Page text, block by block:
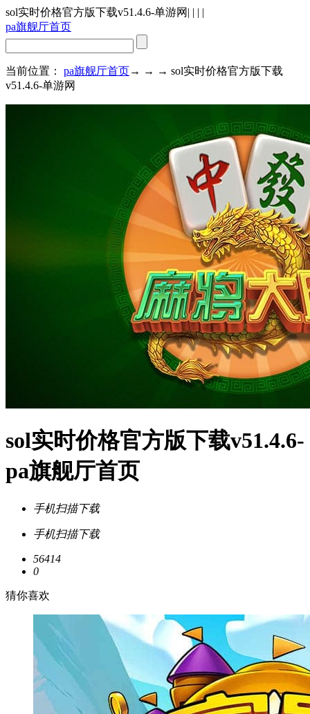
sol实时价格官方版下载v51.4.6-单游网 | | | |
pa旗舰厅首页
当前位置： pa旗舰厅首页→ → → sol实时价格官方版下载
v51.4.6-单游网
sol实时价格官方版下载v51.4.6-
pa旗舰厅首页
手机扫描下载
手机扫描下载
56414
0
猜你喜欢